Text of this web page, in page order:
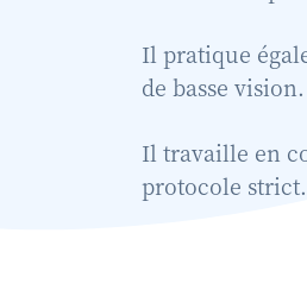
Il pratique
de basse vision.
Il travaille en
protocole strict.